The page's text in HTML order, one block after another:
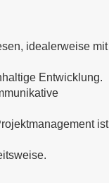
idealerweise mit
Entwicklung.
ist